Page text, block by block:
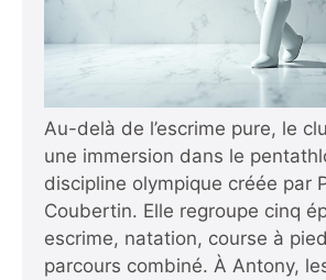
Au-delà de l’escrime pure, le
une immersion dans le
discipline olympique créée par
Coubertin. Elle regroupe cinq
escrime, natation, course à
parcours combiné. À Antony,